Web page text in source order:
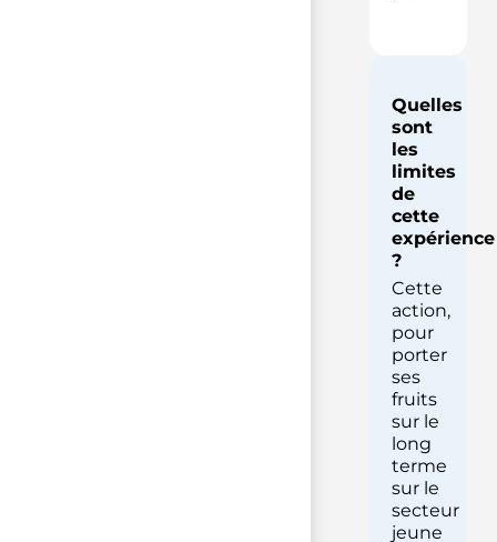
Quelles
sont
les
limites
de
cette
expérience
?
Cette
action,
pour
porter
ses
fruits
sur le
long
terme
sur le
secteur
jeune